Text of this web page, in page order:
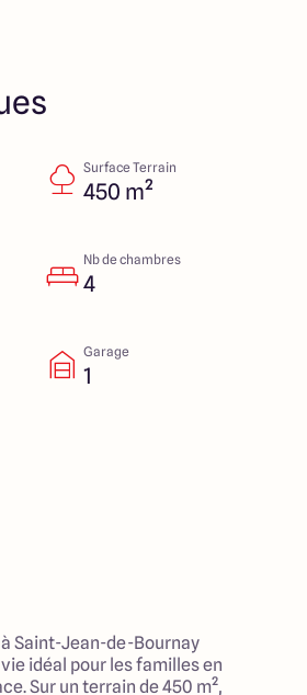
Surface Terrain
450 m²
Nb de chambres
4
Garage
1
Saint-Jean-de-Bournay
idéal pour les familles en
Sur un terrain de 450 m²,